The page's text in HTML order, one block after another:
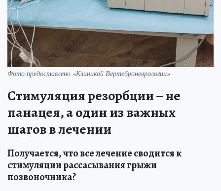
Фото предоставлено «Клиникой Вертеброневрологии»
Стимуляция резорбции – не
панацея, а один из важных
шагов в лечении
Получается, что все лечение сводится к
стимуляции рассасывания грыжи
позвоночника?